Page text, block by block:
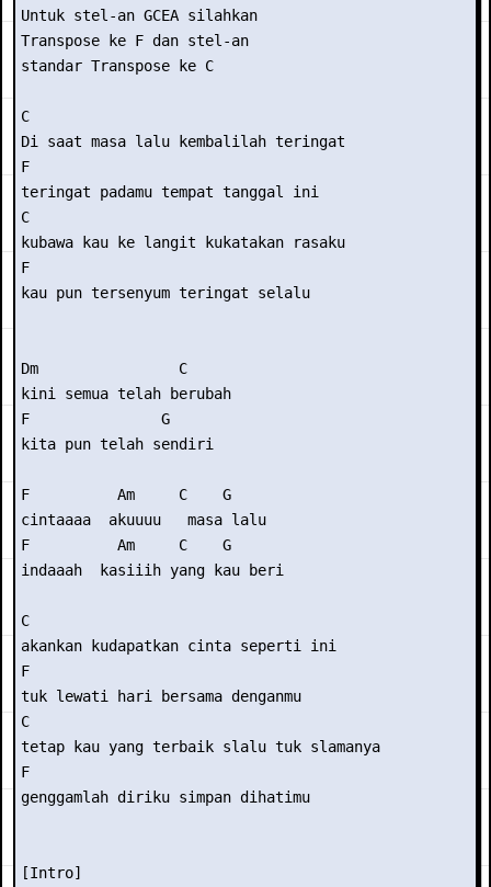
Untuk stel-an GCEA silahkan
Transpose ke F dan stel-an
standar Transpose ke C
C
Di saat masa lalu kembalilah teringat
F
teringat padamu tempat tanggal ini
C
kubawa kau ke langit kukatakan rasaku
F
kau pun tersenyum teringat selalu
Dm                C
kini semua telah berubah
F               G
kita pun telah sendiri
F          Am     C    G
cintaaaa  akuuuu   masa lalu
F          Am     C    G
indaaah  kasiiih yang kau beri
C
akankan kudapatkan cinta seperti ini
F
tuk lewati hari bersama denganmu
C
tetap kau yang terbaik slalu tuk slamanya
F
genggamlah diriku simpan dihatimu
[Intro]